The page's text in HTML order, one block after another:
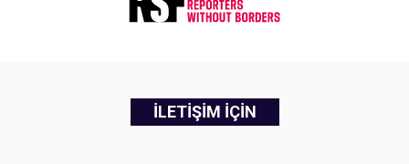
İLETİŞİM İÇİN